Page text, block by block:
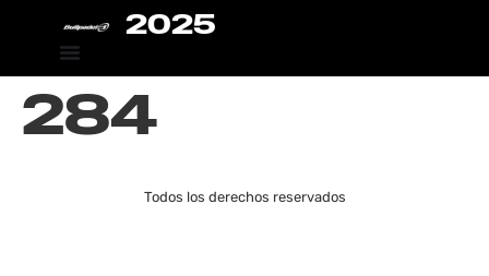
2025
284
Todos los derechos reservados